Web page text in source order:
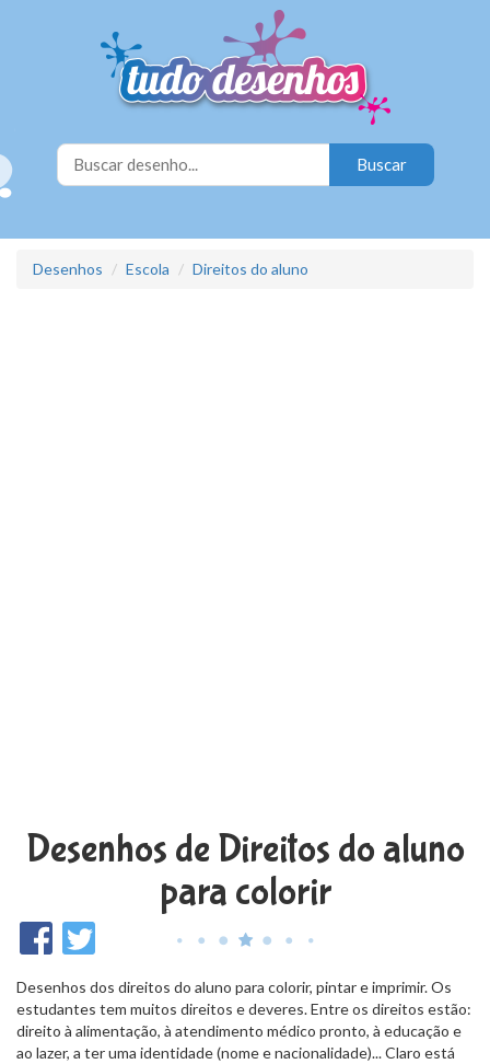
Desenhos Escola Direitos do aluno
Desenhos de Direitos do aluno
para colorir
Desenhos dos direitos do aluno para colorir, pintar e imprimir. Os
estudantes tem muitos direitos e deveres. Entre os direitos estão:
direito à alimentação, à atendimento médico pronto, à educação e
ao lazer, a ter uma identidade (nome e nacionalidade)... Claro está